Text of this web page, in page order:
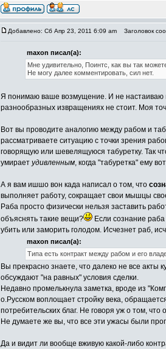
Добавлено: Сб Апр 23, 2011 6:09 am Заголовок
maxon писал(а):
Мне удивительно, Поинтс, как вы так
Не могу далее комментировать, сил нет.
Я понимаю ваше возмущение. И не настаиваю
разнообразных извращениях не стоит. Моя
Вот вы проводите аналогию между рабом и
рассматриваете ситуацию с точки зрения
говорящую или шевелящуюся табуретку. Так
умирает удивленным, когда "табуретка" ему
А я вам ишшо вон када написал о том, что
выполняет работу, сокращает свои мышцы
Раба просто физически нельзя заставить
объяснять такие вещи?
Если сознание
убить или заморить голодом. Исчезнет раб,
maxon писал(а):
Типа есть контракт между рабом и его
Вы прекрасно знаете, что далеко не все
обсуждают "на равных" условия сделки.
Недавно промелькнула заметка, вроде из
о.Русском воплощает стройку века,
потребительских благ. Не говоря уж о том,
Не думаете же вы, что все эти ужасы были
Да и видит ли вообще вживую какой-либо